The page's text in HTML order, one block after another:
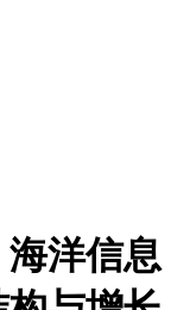
海洋信息